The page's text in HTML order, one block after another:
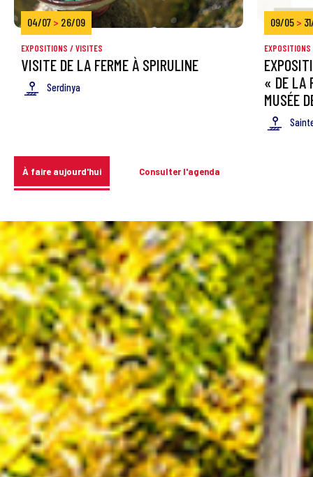
04/07 > 26/09
EXPOSITIONS / VISITES
VISITE DE LA FERME À SPIRULINE
Serdinya
09/05 >
« DE LA
MUSÉE
À faire aujourd'hui Consulter l'agenda